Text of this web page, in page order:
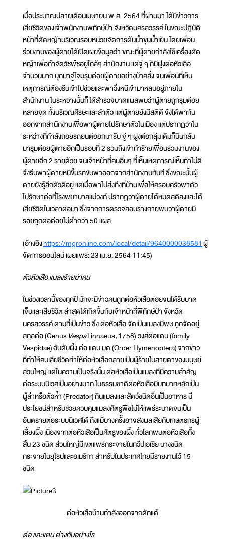
เมื่อประมาณปลายเดือนเมษายน พ.ศ. 2564 ที่ผ่านมา ได้มีข่าวการ
เสียชีวิตของเจ้าพนักงานพิทักษ์ป่า จังหวัดนครสวรรค์ ในขณะปฏิบัติ
หน้าที่ตัดหญ้าบริเวณรอบหน่วยจัดการต้นน้ำขุนน้ำเย็น โดยเพื่อน
ร่วมงานของผู้ตายได้เปิดเผยข้อมูลว่า ขณะที่ผู้ตายกำลังใช้เครื่องตัด
หญ้าเพื่อกำจัดวัชพืชอยู่ใกล้ๆ สำนักงาน แต่จู่ ๆ ก็มีฝูงต่อหัวเสือ
จำนวนมาก บุกมาจู่โจมรุมต่อยผู้ตายอย่างบ้าคลั่ง จนเพื่อนที่เห็น
เหตุการณ์ต้องรีบเข้าไปช่วยและพาวิ่งหนีเข้ามาหลบอยู่ภายใน
สำนักงาน ในระหว่างนั้นก็ได้สำรวจบาดแผลพบว่าผู้ตายถูกรุมต่อย
หลายจุด ทั้งบริเวณศีรษะและลำตัว แต่ผู้ตายยังมีสติดี จึงได้พากัน
ออกจากสำนักงานเพื่อพาผู้ตายไปรักษาตัวในเมือง แต่ปรากฏว่าใน
ระหว่างที่กำลังถอยรถยนต์ออกมารับ จู่ ๆ ฝูงต่อกลุ่มเดิมก็บินกลับ
มารุมต่อยผู้ตายอีกเป็นรอบที่ 2 รวมถึงเข้าทำร้ายเพื่อนร่วมงานของ
ผู้ตายอีก 2 รายด้วย จนเจ้าหน้าที่คนอื่นๆ ที่เห็นเหตุการณ์เห็นท่าไม่ดี
จึงรีบพาผู้ตายหนีขึ้นรถขับพาออกจากสำนักงานทันที ซึ่งขณะนั้นผู้
ตายยังรู้สึกตัวดีอยู่ แต่เมื่อพาไปส่งถึงที่บ้านเพื่อให้ครอบครัวพาตัว
ไปรักษาต่อที่โรงพยาบาลแม่วงก์ ปรากฏว่าผู้ตายได้หมดสติลงและได้
เสียชีวิตในเวลาต่อมา ซึ่งจากการตรวจสอบร่างกายพบว่าผู้ตายมี
รอยถูกต่อต่อยไม่ต่ำกว่า 50 แผล
(อ้างอิงhttps://mgronline.com/local/detail/9640000038581ผู้
จัดการออนไลน์ เผยแพร่: 23 เม.ย. 2564 11:45)
ตัวหัวเสือ แมลงร้ายฆ่าคน
ในช่วงเวลานี้ของทุกปี มักจะมีข่าวคนถูกต่อหัวเสือต่อยจนได้รับบาด
เจ็บและเสียชีวิต ล่าสุดได้เกิดขึ้นกับเจ้าหน้าที่พิทักษ์ป่า จังหวัด
นครสวรรค์ ตามที่เป็นข่าว ซึ่ง ต่อหัวเสือ จัดเป็นแมลงมีพิษ ถูกจัดอยู่
สกุลต่อ (GenusVespaLinnaeus, 1758) วงศ์ต่อแตน (family
Vespidae) อันดับผึ้ง ต่อ แตน มด (Order Hymenoptera) จากข่าว
ที่ทำให้คนเสียชีวิตทำให้ต่อหัวเสือกลายเป็นผู้ร้ายในสายตาของมนุษย์
ส่วนใหญ่ แต่ในความเป็นจริงนั้น ต่อหัวเสือเป็นแมลงที่มีความสำคัญ
ต่อระบบนิเวศเป็นอย่างมาก ในธรรมชาติต่อหัวเสือมีบทบาทหลักเป็น
ผู้ล่าหรือตัวห้ำ (Predator) กินแมลงและสัตว์ชนิดอื่นเป็นอาหาร มี
ประโยชน์สำหรับช่วยควบคุมแมลงศัตรูพืชไม่ให้แพร่ระบาดจนเป็น
อันตรายต่อระบบนิเวศได้ ถึงแม้บางครั้งอาจส่งผลเสียกับเกษตรกรผู้
เลี้ยงผึ้ง เนื่องจากต่อหัวเสือเป็นศัตรูของผึ้ง ทั่วโลกพบต่อหัวเสือทั้ง
สิ้น 23 ชนิด ส่วนใหญ่มีเขตแพร่กระจายในทวีปเอเชีย บางชนิด
กระจายในยุโรปและอเมริกา สำหรับในประเทศไทยมีรายงานไว้ 15
ชนิด
ต่อหัวเสือบ้านกำลังออกจากดักแด้
ต่อ และแตน ต่างกันอย่างไร